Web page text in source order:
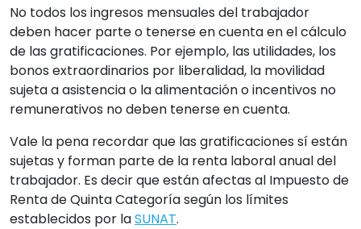
No todos los ingresos mensuales del trabajador
deben hacer parte o tenerse en cuenta en el cálculo
de las gratificaciones. Por ejemplo, las utilidades, los
bonos extraordinarios por liberalidad, la movilidad
sujeta a asistencia o la alimentación o incentivos no
remunerativos no deben tenerse en cuenta.
Vale la pena recordar que las gratificaciones sí están
sujetas y forman parte de la renta laboral anual del
trabajador. Es decir que están afectas al Impuesto de
Renta de Quinta Categoría según los límites
establecidos por laSUNAT.